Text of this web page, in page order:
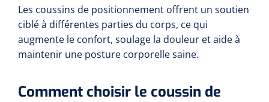
Les coussins de positionnement offrent un soutien
ciblé à différentes parties du corps, ce qui
augmente le confort, soulage la douleur et aide à
maintenir une posture corporelle saine.
Comment choisir le coussin de